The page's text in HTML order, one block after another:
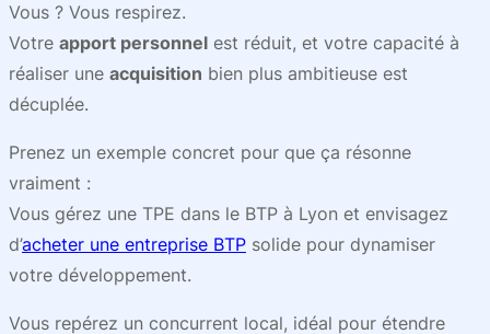
Vous ? Vous respirez.
Votre apport personnel est réduit, et votre capacité à
réaliser une acquisition bien plus ambitieuse est
décuplée.
Prenez un exemple concret pour que ça résonne
vraiment :
Vous gérez une TPE dans le BTP à Lyon et envisagez
d’acheter une entreprise BTP solide pour dynamiser
votre développement.
Vous repérez un concurrent local, idéal pour étendre